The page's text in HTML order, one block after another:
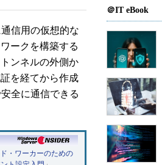
信用の仮想的な
ークを構築する
ンネルの外側か
を経てから作成
全に通信できる
・ワーカーのための
＠IT eBook